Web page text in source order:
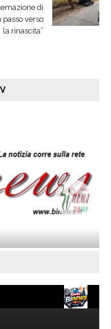
di
passo verso
la rinascita”